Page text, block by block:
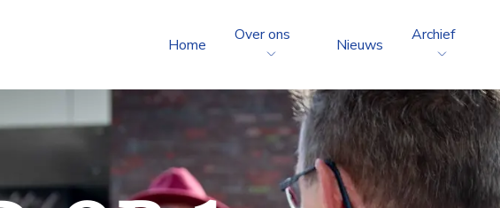
Home
Over ons
Nieuws
Archief